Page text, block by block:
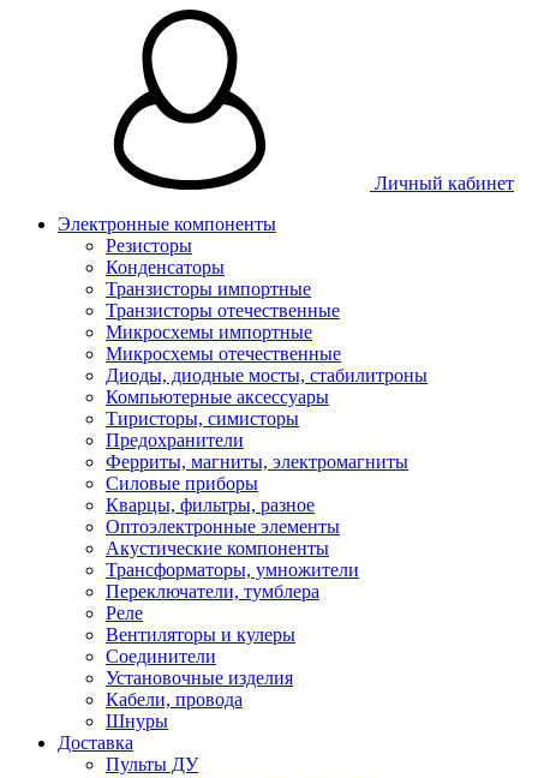
Личный кабинет
Электронные компоненты
Резисторы
Конденсаторы
Транзисторы импортные
Транзисторы отечественные
Микросхемы импортные
Микросхемы отечественные
Диоды, диодные мосты, стабилитроны
Компьютерные аксессуары
Тиристоры, симисторы
Предохранители
Ферриты, магниты, электромагниты
Силовые приборы
Кварцы, фильтры, разное
Оптоэлектронные элементы
Акустические компоненты
Трансформаторы, умножители
Переключатели, тумблера
Реле
Вентиляторы и кулеры
Соединители
Установочные изделия
Кабели, провода
Шнуры
Доставка
Пульты ДУ